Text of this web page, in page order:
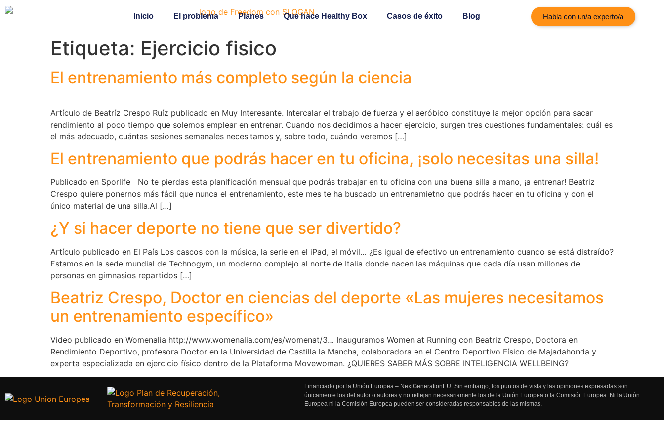
Inicio El problema Planes Que hace Healthy Box Casos de éxito Blog Habla con un/a experto/a
Etiqueta: Ejercicio fisico
El entrenamiento más completo según la ciencia
Artículo de Beatríz Crespo Ruíz publicado en Muy Interesante. Intercalar el trabajo de fuerza y el aeróbico constituye la mejor opción para sacar
rendimiento al poco tiempo que solemos emplear en entrenar. Cuando nos decidimos a hacer ejercicio, surgen tres cuestiones fundamentales: cuál es
el más adecuado, cuántas sesiones semanales necesitamos y, sobre todo, cuándo veremos […]
El entrenamiento que podrás hacer en tu oficina, ¡solo necesitas una silla!
Publicado en Sporlife No te pierdas esta planificación mensual que podrás trabajar en tu oficina con una buena silla a mano, ¡a entrenar! Beatriz
Crespo quiere ponernos más fácil que nunca el entrenamiento, este mes te ha buscado un entrenamietno que podrás hacer en tu oficina y con el
único material de una silla.Al […]
¿Y si hacer deporte no tiene que ser divertido?
Artículo publicado en El País Los cascos con la música, la serie en el iPad, el móvil… ¿Es igual de efectivo un entrenamiento cuando se está distraído?
Estamos en la sede mundial de Technogym, un moderno complejo al norte de Italia donde nacen las máquinas que cada día usan millones de
personas en gimnasios repartidos […]
Beatriz Crespo, Doctor en ciencias del deporte «Las mujeres necesitamos
un entrenamiento específico»
Video publicado en Womenalia http://www.womenalia.com/es/womenat/3… Inauguramos Women at Running con Beatriz Crespo, Doctora en
Rendimiento Deportivo, profesora Doctor en la Universidad de Castilla la Mancha, colaboradora en el Centro Deportivo Físico de Majadahonda y
experta especializada en ejercicio físico dentro de la Plataforma Movewoman. ¿QUIERES SABER MÁS SOBRE INTELIGENCIA WELLBEING?
Financiado por la Unión Europea – NextGenerationEU. Sin embargo, los puntos de vista y las opiniones expresadas son
únicamente los del autor o autores y no reflejan necesariamente los de la Unión Europea o la Comisión Europea. Ni la Unión
Europea ni la Comisión Europea pueden ser consideradas responsables de las mismas.